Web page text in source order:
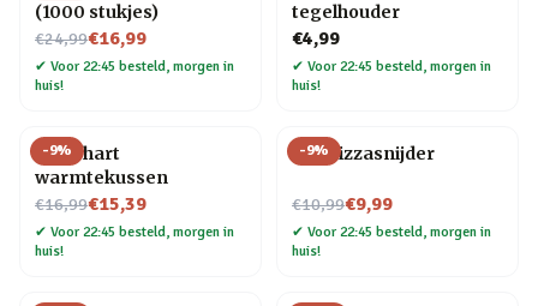
(1000 stukjes)
€24,99
Nu voor€16,99
✔ Voor 22:45 besteld, morgen in
huis!
tegelhouder
€4,99
✔ Voor 22:45 besteld, morgen in
huis!
-9%
Rood hart
warmtekussen
€16,99
Nu voor€15,39
✔ Voor 22:45 besteld, morgen in
huis!
-9%
Kat Pizzasnijder
€10,99
Nu voor€9,99
✔ Voor 22:45 besteld, morgen in
huis!